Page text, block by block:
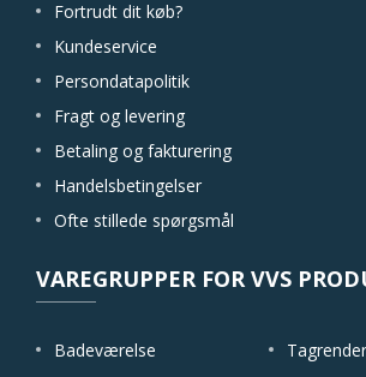
Fortrudt dit køb?
Kundeservice
Persondatapolitik
Fragt og levering
Betaling og fakturering
Handelsbetingelser
Ofte stillede spørgsmål
VAREGRUPPER FOR VVS
Badeværelse
Tagrender